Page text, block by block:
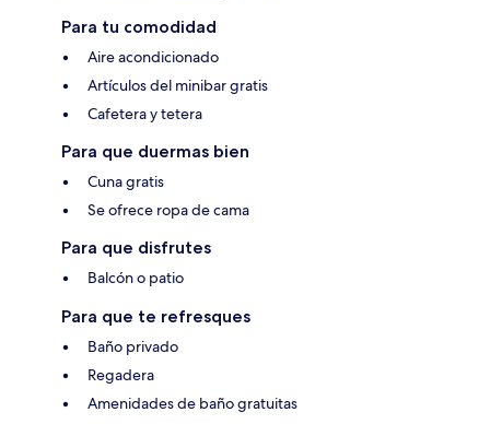
Para tu comodidad
Aire acondicionado
Artículos del minibar gratis
Cafetera y tetera
Para que duermas bien
Cuna gratis
Se ofrece ropa de cama
Para que disfrutes
Balcón o patio
Para que te refresques
Baño privado
Regadera
Amenidades de baño gratuitas